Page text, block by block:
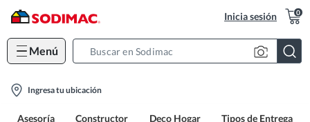
Inicia sesión 0
Menú
location-
Ingresa tu ubicación
Asesoría Constructor Deco Hogar Tipos de Entrega